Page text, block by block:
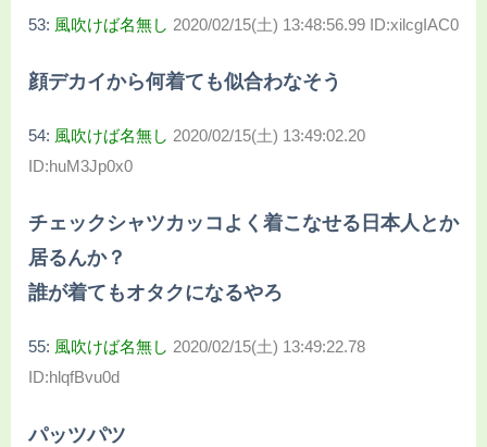
53: 風吹けば名無し 2020/02/15(土) 13:48:56.99 ID:xilcgIAC0
顔デカイから何着ても似合わなそう
54: 風吹けば名無し 2020/02/15(土) 13:49:02.20
ID:huM3Jp0x0
チェックシャツカッコよく着こなせる日本人とか
居るんか？
誰が着てもオタクになるやろ
55: 風吹けば名無し 2020/02/15(土) 13:49:22.78
ID:hlqfBvu0d
パッツパツ